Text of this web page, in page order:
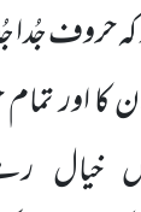
حروف جُدا
اور
خیال